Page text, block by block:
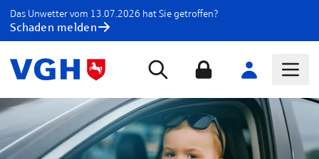
Das Unwetter vom 13.07.2026 hat Sie getroffen?
Schaden melden